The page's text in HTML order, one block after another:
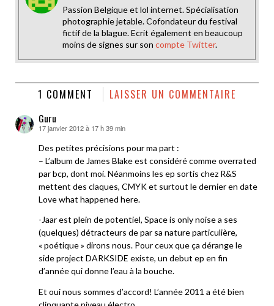
Passion Belgique et lol internet. Spécialisation
photographie jetable. Cofondateur du festival
fictif de la blague. Ecrit également en beaucoup
moins de signes sur son compte Twitter.
1 COMMENT LAISSER UN COMMENTAIRE
Guru
dit :
17 janvier 2012 à 17 h 39 min
Des petites précisions pour ma part :
– L’album de James Blake est considéré comme overrated
par bcp, dont moi. Néanmoins les ep sortis chez R&S
mettent des claques, CMYK et surtout le dernier en date
Love what happened here.
-Jaar est plein de potentiel, Space is only noise a ses
(quelques) détracteurs de par sa nature particulière,
« poétique » dirons nous. Pour ceux que ça dérange le
side project DARKSIDE existe, un debut ep en fin
d’année qui donne l’eau à la bouche.
Et oui nous sommes d’accord! L’année 2011 a été bien